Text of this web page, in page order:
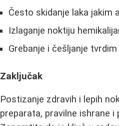
Često skidanje laka jakim
Izlaganje noktiju
Grebanje i češljanje
Zaključak
Postizanje zdravih i lepih
preparata, pravilne ishrane